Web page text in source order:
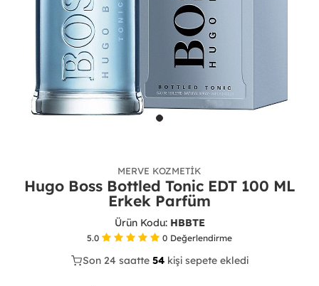
MERVE KOZMETIK
Hugo Boss Bottled Tonic EDT 100 ML
Erkek Parfüm
Ürün Kodu: HBBTE
5.0 0 Değerlendirme
37
Son 24 saatte 54kişi sepete ekledi
18